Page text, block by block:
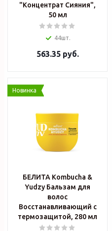
"Концентрат Сияния",
50 мл
44шт.
563.35руб.
Новинка
БЕЛИТА Kombucha &
Yudzy Бальзам для
волос
Восстанавливающий с
термозащитой, 280 мл